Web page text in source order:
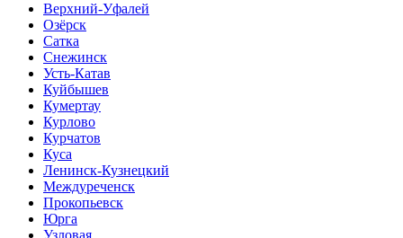
Верхний-Уфалей
Озёрск
Сатка
Снежинск
Усть-Катав
Куйбышев
Кумертау
Курлово
Курчатов
Куса
Ленинск-Кузнецкий
Междуреченск
Прокопьевск
Юрга
Узловая